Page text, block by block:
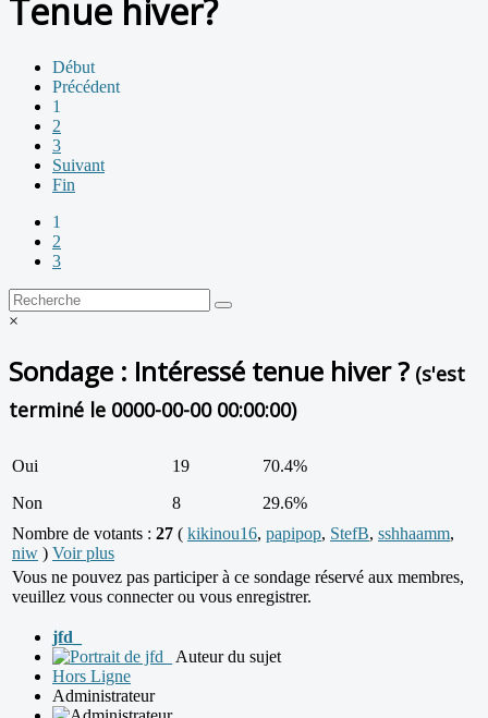
Tenue hiver?
Début
Précédent
1
2
3
Suivant
Fin
1
2
3
×
Sondage : Intéressé tenue hiver ? (s'est
terminé le 0000-00-00 00:00:00)
Oui 19
70.4%
Non
8
29.6%
Nombre de votants : 27 ( kikinou16, papipop, StefB, sshhaamm,
niw ) Voir plus
Vous ne pouvez pas participer à ce sondage réservé aux membres,
veuillez vous connecter ou vous enregistrer.
jfd_
Auteur du sujet
Hors Ligne
Administrateur